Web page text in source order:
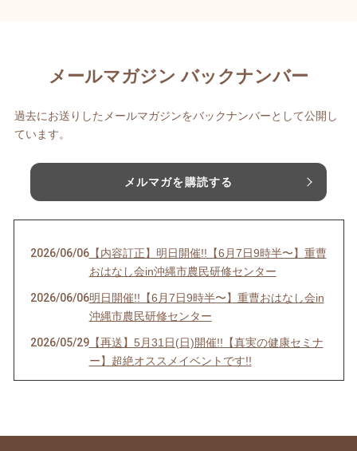
メールマガジン バックナンバー
過去にお送りしたメールマガジンをバックナンバーとして公開し
ています。
メルマガを購読する
2026/06/06【内容訂正】明日開催!!【6月7日9時半〜】重曹
おはなし会in沖縄市農民研修センター
2026/06/06明日開催!!【6月7日9時半〜】重曹おはなし会in
沖縄市農民研修センター
2026/05/29【再送】5月31日(日)開催!!【真実の健康セミナ
ー】超絶オススメイベントです!!